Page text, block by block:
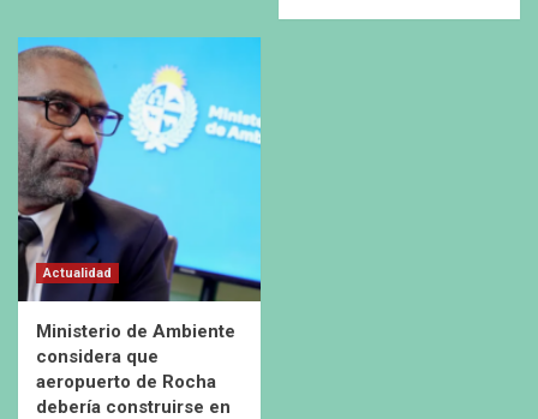
Actualidad
Ministerio de Ambiente
considera que
aeropuerto de Rocha
debería construirse en